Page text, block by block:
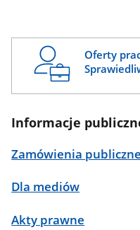
Oferty
Informacje
Zamówienia publiczne
Dla mediów
Akty prawne